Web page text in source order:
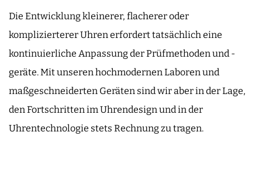
Die Entwicklung kleinerer, flacherer oder
komplizierterer Uhren erfordert tatsächlich eine
kontinuierliche Anpassung der Prüfmethoden und -
geräte. Mit unseren hochmodernen Laboren und
maßgeschneiderten Geräten sind wir aber in der Lage,
den Fortschritten im Uhrendesign und in der
Uhrentechnologie stets Rechnung zu tragen.